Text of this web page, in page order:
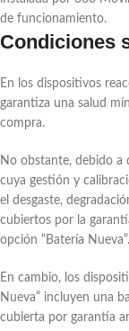
de funcionamiento.
Condiciones
En los dispositivos
garantiza una salud
compra.
No obstante, debido a
cuya gestión y
el desgaste,
cubiertos por la
opción “Batería Nueva”.
En cambio, los
Nueva” incluyen una
cubierta por garantía